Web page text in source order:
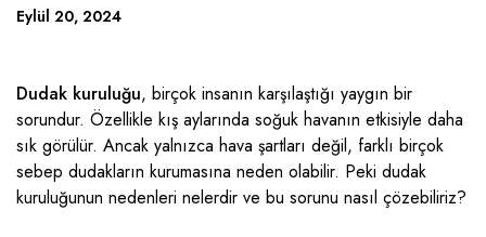
Eylül 20, 2024
Dudak kuruluğu, birçok insanın karşılaştığı yaygın bir
sorundur. Özellikle kış aylarında soğuk havanın etkisiyle daha
sık görülür. Ancak yalnızca hava şartları değil, farklı birçok
sebep dudakların kurumasına neden olabilir. Peki dudak
kuruluğunun nedenleri nelerdir ve bu sorunu nasıl çözebiliriz?